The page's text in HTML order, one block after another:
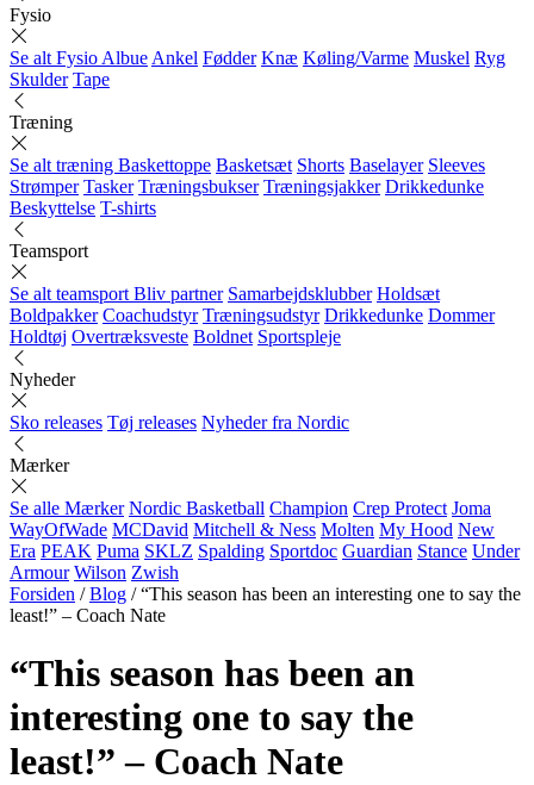
Fysio
Se alt Fysio Albue Ankel Fødder Knæ Køling/Varme Muskel Ryg
Skulder Tape
Træning
Se alt træning Baskettoppe Basketsæt Shorts Baselayer Sleeves
Strømper Tasker Træningsbukser Træningsjakker Drikkedunke
Beskyttelse T-shirts
Teamsport
Se alt teamsport Bliv partner Samarbejdsklubber Holdsæt
Boldpakker Coachudstyr Træningsudstyr Drikkedunke Dommer
Holdtøj Overtræksveste Boldnet Sportspleje
Nyheder
Sko releases Tøj releases Nyheder fra Nordic
Mærker
Se alle Mærker Nordic Basketball Champion Crep Protect Joma
WayOfWade MCDavid Mitchell & Ness Molten My Hood New
Era PEAK Puma SKLZ Spalding Sportdoc Guardian Stance Under
Armour Wilson Zwish
Forsiden /Blog / “This season has been an interesting one to say the
least!” – Coach Nate
“This season has been an
interesting one to say the
least!” – Coach Nate